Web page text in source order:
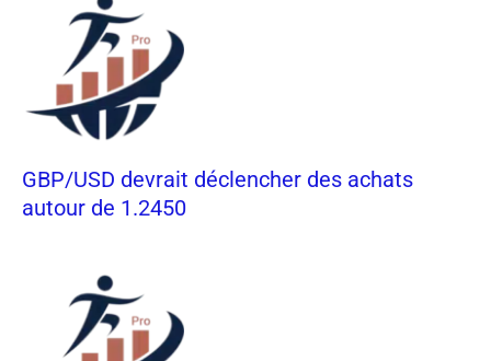
GBP/USD devrait déclencher des achats
autour de 1.2450